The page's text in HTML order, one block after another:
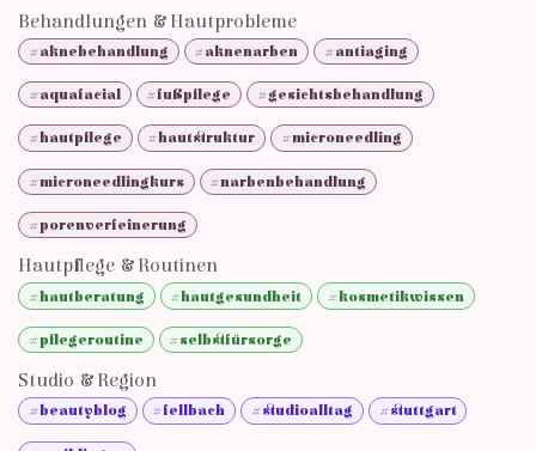
Behandlungen & Hautprobleme
#aknebehandlung #aknenarben #antiaging
#aquafacial #fußpflege #gesichtsbehandlung
#hautpflege #hautstruktur #microneedling
#microneedlingkurs #narbenbehandlung
#porenverfeinerung
Hautpflege & Routinen
#hautberatung #hautgesundheit #kosmetikwissen
#pflegeroutine #selbstfürsorge
Studio & Region
#beautyblog #fellbach #studioalltag #stuttgart